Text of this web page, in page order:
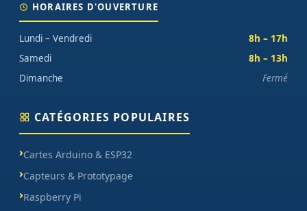
HORAIRES D'OUVERTURE
Lundi – Vendredi
8h – 17h
Samedi
8h – 13h
Dimanche
Fermé
CATÉGORIES POPULAIRES
Cartes Arduino & ESP32
Capteurs & Prototypage
Raspberry Pi